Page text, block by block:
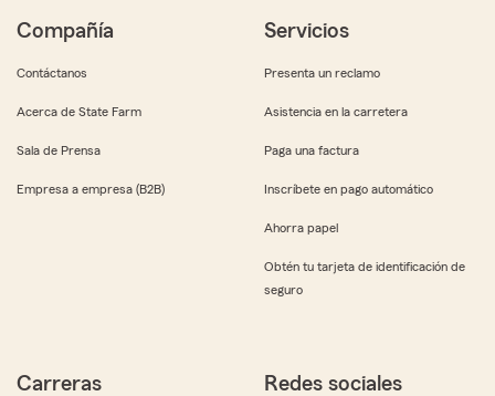
Compañía
Contáctanos
Acerca de State Farm
Sala de Prensa
Empresa a empresa (B2B)
Servicios
Presenta un reclamo
Asistencia en la carretera
Paga una factura
Inscríbete en pago automático
Ahorra papel
Obtén tu tarjeta de identificación de
seguro
Carreras Redes sociales